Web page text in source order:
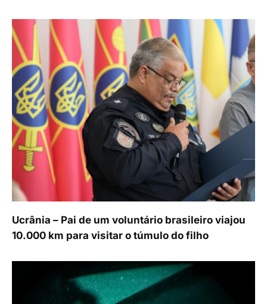
Ucrânia – Pai de um voluntário brasileiro viajou
10.000 km para visitar o túmulo do filho